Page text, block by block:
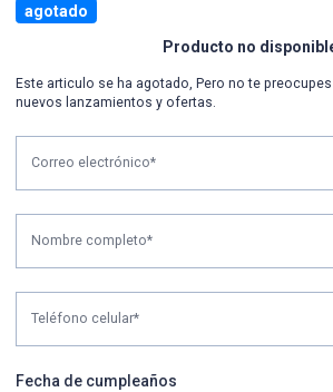
agotado
Producto no
Este articulo se ha agotado, Pero no te
nuevos lanzamientos y ofertas.
Correo electrónico*
Nombre completo*
Teléfono celular*
Fecha de cumpleaños